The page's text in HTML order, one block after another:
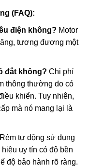
(FAQ):
điện không? Motor
tương đương một
đắt không? Chi phí
thông thường do có
khiển. Tuy nhiên,
mà nó mang lại là
Rèm tự động sử dụng
uy tín có độ bền
độ bảo hành rõ ràng.